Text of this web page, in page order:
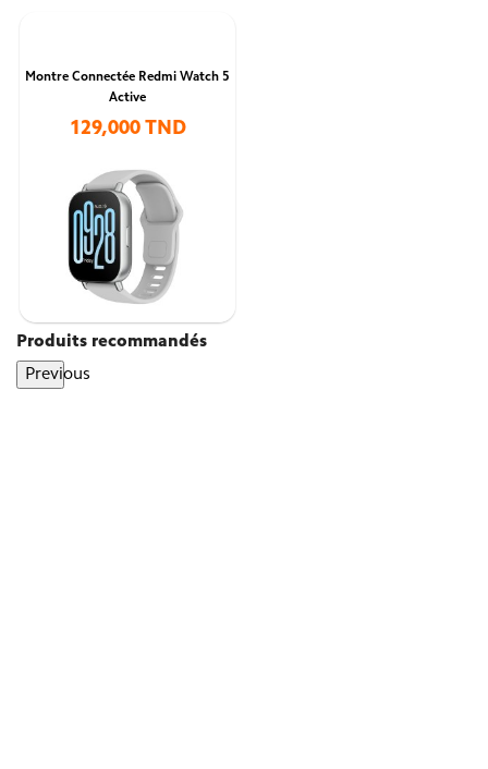
Montre Connectée Redmi Watch 5
Active
129,000 TND
Produits recommandés
Previous